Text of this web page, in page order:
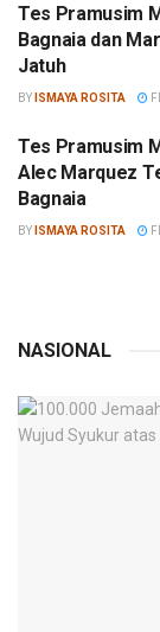
Tes Pramusim
Bagnaia dan
Jatuh
BY ISMAYA ROSITA
Tes Pramusim
Alec Marquez
Bagnaia
BY ISMAYA ROSITA
NASIONAL